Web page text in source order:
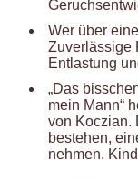
Wer über
Zuverlässige
Entlastung
„Das
mein Mann“
von Koczian.
bestehen,
nehmen.